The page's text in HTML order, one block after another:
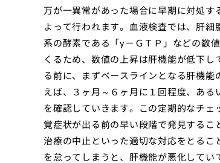
万が一異常があった場合に早期に対処
よって行われます。血液検査では、肝
系の酵素である「γ－ＧＴＰ」などの数
くるため、数値の上昇は肝機能が低下
る前に、まずベースラインとなる肝機
えば、３ヶ月～６ヶ月に１回程度、あ
を確認していきます。この定期的なチ
覚症状が出る前の早い段階で発見する
治療の中止といった適切な対応をとる
を怠ってしまうと、肝機能が悪化して